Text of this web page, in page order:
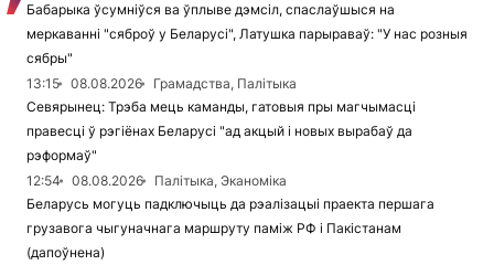
Бабарыка ўсумніўся ва ўплыве дэмсіл, спаслаўшыся на
меркаванні "сяброў у Беларусі", Латушка парыраваў: "У нас розныя
сябры"
13:15
08.08.2026
Грамадства, Палітыка
Севярынец: Трэба мець каманды, гатовыя пры магчымасці
правесці ў рэгіёнах Беларусі "ад акцый і новых вырабаў да
рэформаў"
12:54
08.08.2026
Палітыка, Эканоміка
Беларусь могуць падключыць да рэалізацыі праекта першага
грузавога чыгуначнага маршруту паміж РФ і Пакістанам
(дапоўнена)